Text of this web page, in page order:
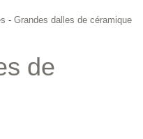
- Grandes dalles de céramique
de